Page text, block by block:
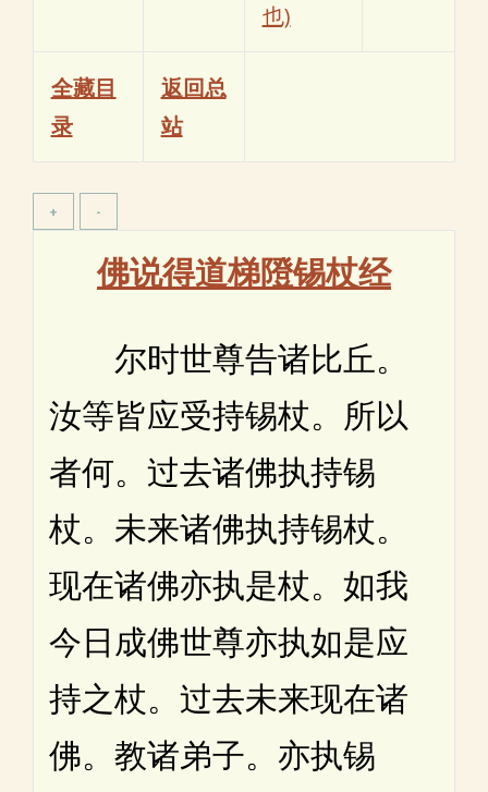
也)
全藏目
录
返回总
站
佛说得道梯隥锡杖经
尔时世尊告诸比丘。
汝等皆应受持锡杖。所以
者何。过去诸佛执持锡
杖。未来诸佛执持锡杖。
现在诸佛亦执是杖。如我
今日成佛世尊亦执如是应
持之杖。过去未来现在诸
佛。教诸弟子。亦执锡